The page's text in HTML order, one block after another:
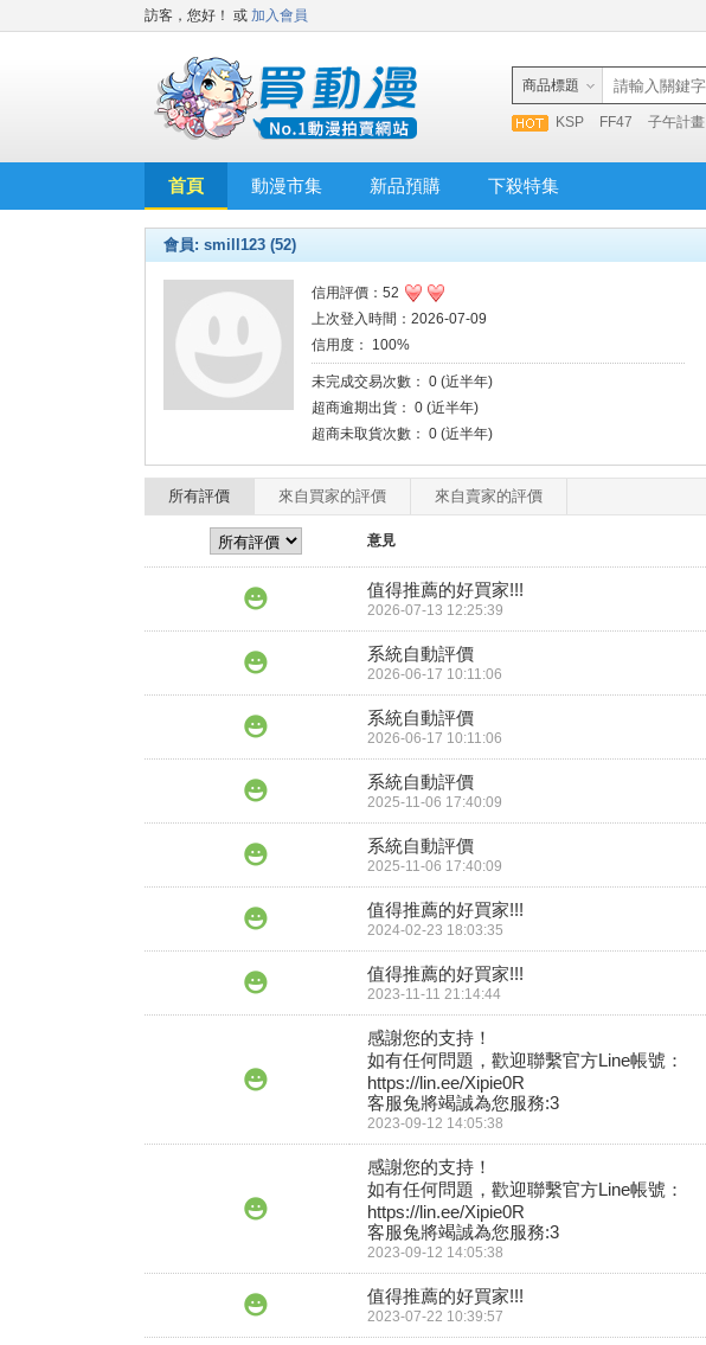
訪客，您好！ 或 加入會員
商品標題
KSP FF47 子午計畫
首頁 動漫市集 新品預購 下殺特集
會員: smill123 (52)
信用評價：52
上次登入時間：2026-07-09
信用度： 100%
未完成交易次數： 0 (近半年)
超商逾期出貨： 0 (近半年)
超商未取貨次數： 0 (近半年)
所有評價 來自買家的評價 來自賣家的評價
意見
值得推薦的好買家!!!
2026-07-13 12:25:39
系統自動評價
2026-06-17 10:11:06
系統自動評價
2026-06-17 10:11:06
系統自動評價
2025-11-06 17:40:09
系統自動評價
2025-11-06 17:40:09
值得推薦的好買家!!!
2024-02-23 18:03:35
值得推薦的好買家!!!
2023-11-11 21:14:44
感謝您的支持！
如有任何問題，歡迎聯繫官方Line帳號：
https://lin.ee/Xipie0R
客服兔將竭誠為您服務:3
2023-09-12 14:05:38
感謝您的支持！
如有任何問題，歡迎聯繫官方Line帳號：
https://lin.ee/Xipie0R
客服兔將竭誠為您服務:3
2023-09-12 14:05:38
值得推薦的好買家!!!
2023-07-22 10:39:57